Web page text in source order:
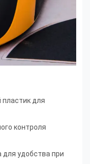
для
контроля
для удобства при